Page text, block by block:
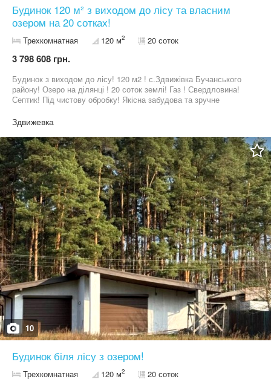
Будинок 120 м² з виходом до лісу та власним
озером на 20 сотках!
Трехкомнатная 120 м2 20 соток
3 798 608 грн.
Будинок з виходом до лісу! 120 м2 ! с.Здвижівка Бучанського
району! Озеро на ділянці ! 20 соток землі! Газ ! Свердловина!
Септик! Під чистову обробку! Якісна забудова та зручне
Здвижевка
10
Будинок біля лісу з озером!
Трехкомнатная 120 м2 20 соток